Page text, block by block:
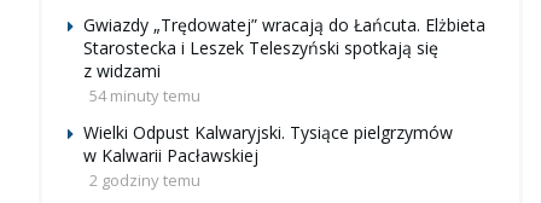
Gwiazdy „Trędowatej” wracają do Łańcuta. Elżbieta
Starostecka i Leszek Teleszyński spotkają się
z widzami
54 minuty temu
Wielki Odpust Kalwaryjski. Tysiące pielgrzymów
w Kalwarii Pacławskiej
2 godziny temu